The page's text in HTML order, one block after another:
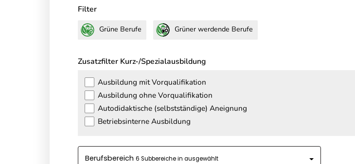
Filter
Grüne Berufe Grüner werdende Berufe
Zusatzfilter Kurz-/Spezialausbildung
Ausbildung mit Vorqualifikation
Ausbildung ohne Vorqualifikation
Autodidaktische (selbstständige) Aneignung
Betriebsinterne Ausbildung
Berufsbereich 6 Subbereiche in